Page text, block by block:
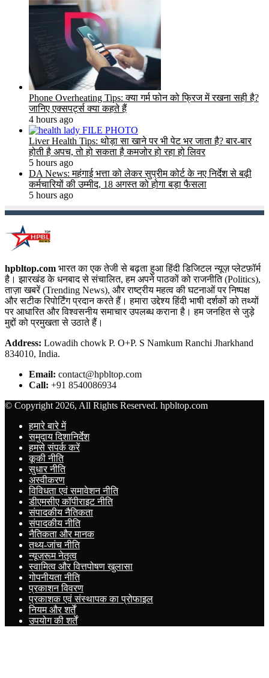
Phone Overheating Tips: क्या गर्म फोन को फ्रिज में रखना सही है?
जानिए एक्सपर्ट्स क्या कहते हैं
4 hours ago
Liver Health Tips: थोड़ा सा खाने पर भी पेट भर जाता है? बार-बार
होती है अपच, तो हो सकता है कमजोर हो रहा हो लिवर
5 hours ago
DA News: महंगाई भत्ता को लेकर सुप्रीम कोर्ट के नए निर्देश से बढ़ी
कर्मचारियों की उम्मीद, 18 अगस्त को होगा बड़ा फैसला
5 hours ago
hpbltop.com भारत का एक तेजी से बढ़ता हुआ हिंदी डिजिटल न्यूज़ प्लेटफ़ॉर्म
है। झारखंड के धनबाद से संचालित, हम अपने पाठकों को राजनीति (Politics),
ताज़ा खबरें (Trending News), और राष्ट्रीय महत्व की घटनाओं पर निष्पक्ष
और सटीक रिपोर्टिंग प्रदान करते हैं। हमारा उद्देश्य हिंदी भाषी दर्शकों को तथ्यों
पर आधारित और विश्वसनीय समाचार उपलब्ध कराना है। हम जनहित से जुड़े
मुद्दों को प्रमुखता से उठाते हैं।
Address: Lowadih chowk P. O+P. S Namkum Ranchi Jharkhand
834010, India.
Email: contact@hpbltop.com
Call: +91 8540086934
© Copyright 2026, All Rights Reserved. hpbltop.com
हमारे बारे में
समुदाय दिशानिर्देश
हमसे संपर्क करें
कूकी नीति
सुधार नीति
अस्वीकरण
विविधता एवं समावेशन नीति
डीएमसीए कॉपीराइट नीति
संपादकीय नैतिकता
संपादकीय नीति
नैतिकता और मानक
तथ्य-जांच नीति
न्यूज़रूम नेतृत्व
स्वामित्व और वित्तपोषण खुलासा
गोपनीयता नीति
प्रकाशन विवरण
प्रकाशक एवं संस्थापक का प्रोफाइल
नियम और शर्तें
उपयोग की शर्तें